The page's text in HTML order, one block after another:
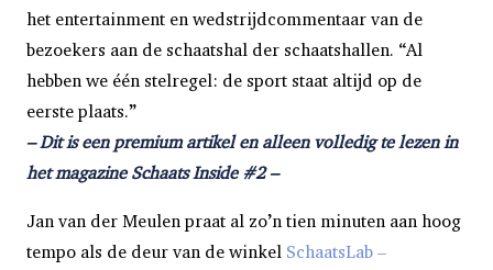
het entertainment en wedstrijdcommentaar van de
bezoekers aan de schaatshal der schaatshallen. “Al
hebben we één stelregel: de sport staat altijd op de
eerste plaats.”
– Dit is een premium artikel en alleen volledig te lezen in
het magazine Schaats Inside #2 –
Jan van der Meulen praat al zo’n tien minuten aan hoog
tempo als de deur van de winkel SchaatsLab –